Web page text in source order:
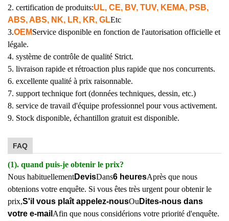
2. certification de produits:UL, CE, BV, TUV, KEMA, PSB,
ABS, ABS, NK, LR, KR, GLEtc
3.OEMService disponible en fonction de l'autorisation officielle et
légale.
4. système de contrôle de qualité Strict.
5. livraison rapide et rétroaction plus rapide que nos concurrents.
6. excellente qualité à prix raisonnable.
7. support technique fort (données techniques, dessin, etc.)
8. service de travail d'équipe professionnel pour vous activement.
9. Stock disponible, échantillon gratuit est disponible.
FAQ
(1). quand puis-je obtenir le prix?
Nous habituellementDevisDans6 heuresAprès que nous
obtenions votre enquête. Si vous êtes très urgent pour obtenir le
prix,S'il vous plaît appelez-nousOu Dites-nous dans
votre e-mail Afin que nous considérions votre priorité d'enquête.